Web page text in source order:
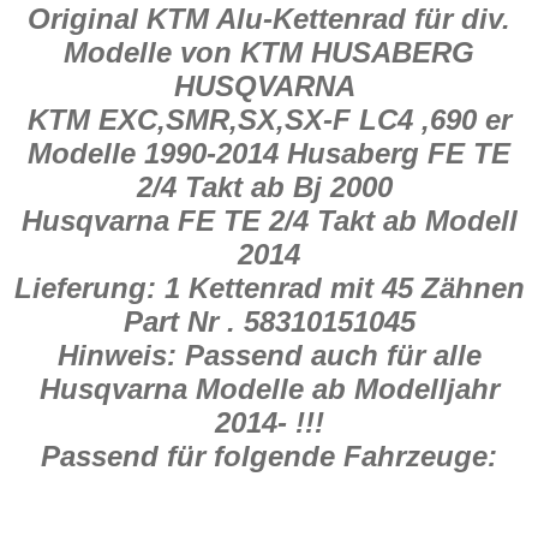
Original KTM Alu-Kettenrad für div.
Modelle von KTM HUSABERG
HUSQVARNA
KTM EXC,SMR,SX,SX-F LC4 ,690 er
Modelle 1990-2014 Husaberg FE TE
2/4 Takt ab Bj 2000
Husqvarna FE TE 2/4 Takt ab Modell
2014
Lieferung: 1 Kettenrad mit 45 Zähnen
Part Nr . 58310151045
Hinweis: Passend auch für alle
Husqvarna Modelle ab Modelljahr
2014- !!!
Passend für folgende Fahrzeuge: